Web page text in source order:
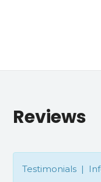
Reviews
Testimonials |